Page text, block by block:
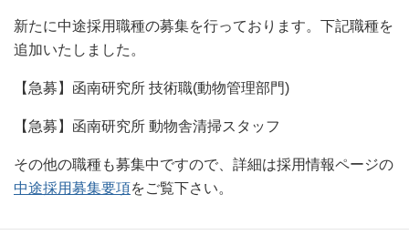
新たに中途採用職種の募集を行っております。下記職種を
追加いたしました。
【急募】函南研究所 技術職(動物管理部門)
【急募】函南研究所 動物舎清掃スタッフ
その他の職種も募集中ですので、詳細は採用情報ページの
中途採用募集要項をご覧下さい。